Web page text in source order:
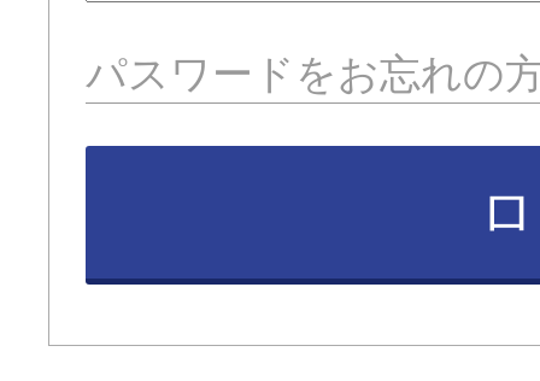
パスワードをお忘れの